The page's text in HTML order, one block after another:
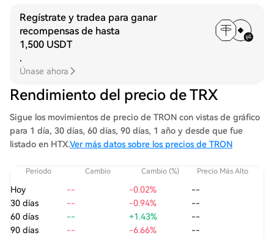
Regístrate y tradea para ganar
recompensas de hasta
1,500 USDT
.
Únase ahora
Rendimiento del precio de TRX
Sigue los movimientos de precio de TRON con vistas de gráfico
para 1 día, 30 días, 60 días, 90 días, 1 año y desde que fue
listado en HTX.Ver más datos sobre los precios de TRON
Periodo Cambio Cambio (%) Precio Más Alto
Hoy -- -0.02%
--
30 días
-- -0.94%
--
60 días
-- +1.43%
--
90 días
-- -6.66%
--